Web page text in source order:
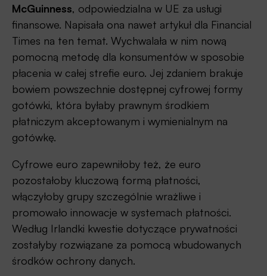
McGuinness, odpowiedzialna w UE za usługi
finansowe. Napisała ona nawet artykuł dla Financial
Times na ten temat. Wychwalała w nim nową
pomocną metodę dla konsumentów w sposobie
płacenia w całej strefie euro. Jej zdaniem brakuje
bowiem powszechnie dostępnej cyfrowej formy
gotówki, która byłaby prawnym środkiem
płatniczym akceptowanym i wymienialnym na
gotówkę.
Cyfrowe euro zapewniłoby też, że euro
pozostałoby kluczową formą płatności,
włączyłoby grupy szczególnie wrażliwe i
promowało innowacje w systemach płatności.
Według Irlandki kwestie dotyczące prywatności
zostałyby rozwiązane za pomocą wbudowanych
środków ochrony danych.